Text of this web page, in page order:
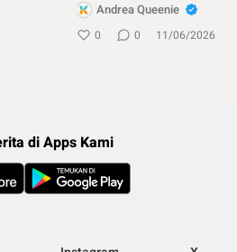
Andrea Queenie
0 0 11/06/2026
di Apps Kami